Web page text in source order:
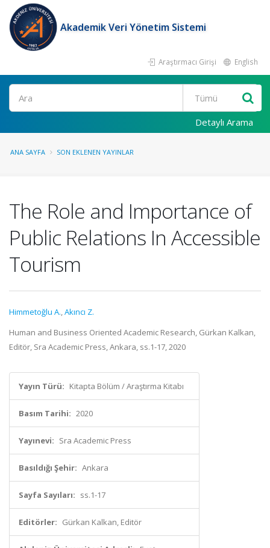
Akademik Veri Yönetim Sistemi
Araştırmacı Girişi English
Ara
Detaylı Arama
ANA SAYFA SON EKLENEN YAYINLAR
The Role and Importance of
Public Relations In Accessible
Tourism
Himmetoğlu A.,Akıncı Z.
Human and Business Oriented Academic Research, Gürkan Kalkan,
Editör, Sra Academic Press, Ankara, ss.1-17, 2020
Yayın Türü: Kitapta Bölüm / Araştırma Kitabı
Basım Tarihi: 2020
Yayınevi: Sra Academic Press
Basıldığı Şehir: Ankara
Sayfa Sayıları: ss.1-17
Editörler: Gürkan Kalkan, Editör